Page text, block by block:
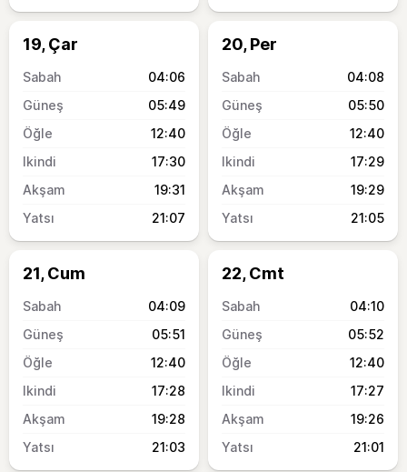
19, Çar
04:06
05:49
12:40
17:30
19:31
21:07
20, Per
04:08
05:50
12:40
17:29
19:29
21:05
21, Cum
04:09
05:51
12:40
17:28
19:28
21:03
22, Cmt
04:10
05:52
12:40
17:27
19:26
21:01